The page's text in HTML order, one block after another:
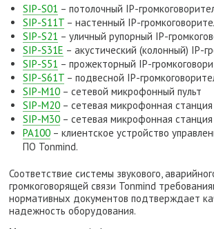
SIP-S01 – потолочный IP-
SIP-S11T – настенный IP-
SIP-S21 – уличный рупорный IP-
SIP-S31E – акустический (колонный) IP-
SIP-S51 – прожекторный IP-
SIP-S61T – подвесной IP-
SIP-M10 – сетевой микрофонный пульт
SIP-M20 – сетевая микрофонная
SIP-M30 – сетевая микрофонная
PA100 – клиентское устройство
ПО Tonmind.
Соответствие системы звукового,
громкоговорящей связи Tonmind
нормативных документов подтверждает
надежность оборудования.